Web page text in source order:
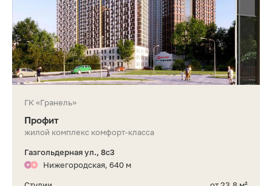
ГК «Гранель»
Профит
жилой комплекс комфорт-класса
Газгольдерная ул., 8с3
Нижегородская, 640 м